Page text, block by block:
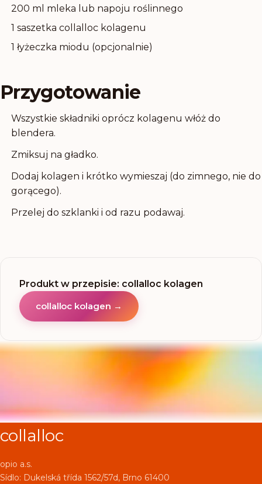
200 ml mleka lub napoju roślinnego
1 saszetka collalloc kolagenu
1 łyżeczka miodu (opcjonalnie)
Przygotowanie
Wszystkie składniki oprócz kolagenu włóż do
blendera.
Zmiksuj na gładko.
Dodaj kolagen i krótko wymieszaj (do zimnego, nie do
gorącego).
Przelej do szklanki i od razu podawaj.
Produkt w przepisie: collalloc kolagen
collalloc kolagen →
collalloc
opio a.s.
Sídlo: Dukelská třída 1562/57d, Brno 61400